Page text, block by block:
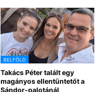
BELFÖLD
Takács Péter talált egy
magányos ellentüntetőt a
Sándor-palotánál